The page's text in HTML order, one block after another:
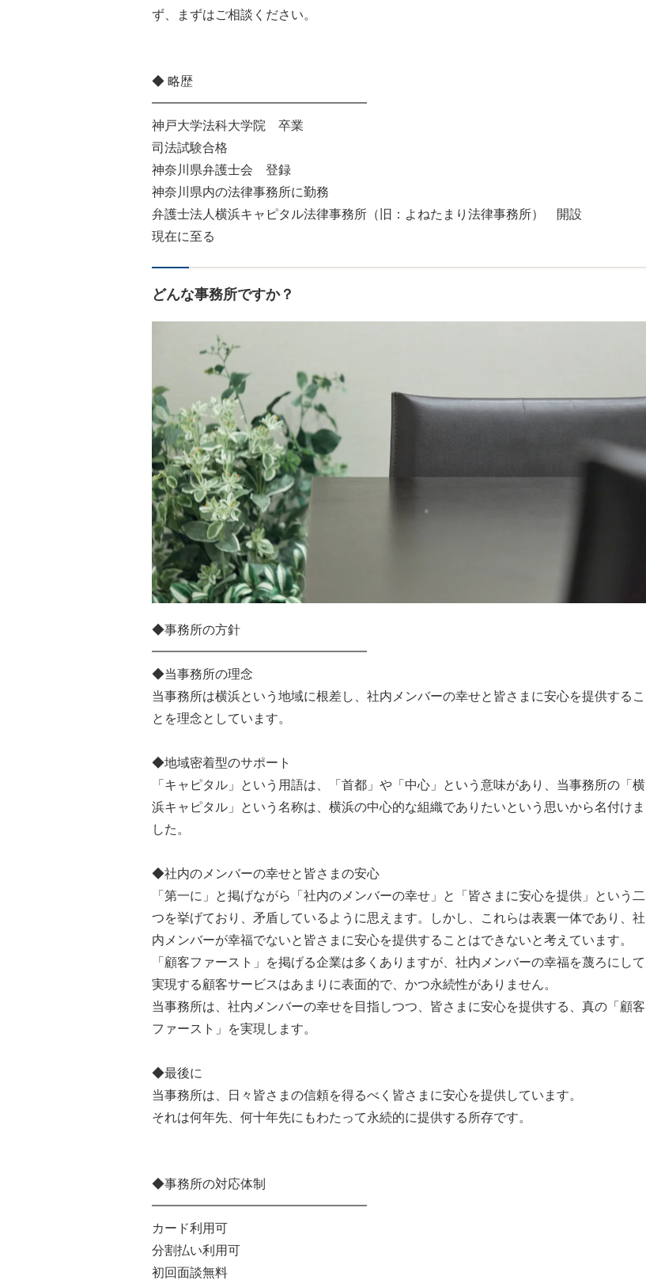
ず、まずはご相談ください。
◆ 略歴
━━━━━━━━━━━━━━━━━
神戸大学法科大学院 卒業
司法試験合格
神奈川県弁護士会 登録
神奈川県内の法律事務所に勤務
弁護士法人横浜キャピタル法律事務所（旧：よねたまり法律事務所） 開設
現在に至る
どんな事務所ですか？
◆事務所の方針
━━━━━━━━━━━━━━━━━
◆当事務所の理念
当事務所は横浜という地域に根差し、社内メンバーの幸せと皆さまに安心を提供するこ
とを理念としています。
◆地域密着型のサポート
「キャピタル」という用語は、「首都」や「中心」という意味があり、当事務所の「横
浜キャピタル」という名称は、横浜の中心的な組織でありたいという思いから名付けま
した。
◆社内のメンバーの幸せと皆さまの安心
「第一に」と掲げながら「社内のメンバーの幸せ」と「皆さまに安心を提供」という二
つを挙げており、矛盾しているように思えます。しかし、これらは表裏一体であり、社
内メンバーが幸福でないと皆さまに安心を提供することはできないと考えています。
「顧客ファースト」を掲げる企業は多くありますが、社内メンバーの幸福を蔑ろにして
実現する顧客サービスはあまりに表面的で、かつ永続性がありません。
当事務所は、社内メンバーの幸せを目指しつつ、皆さまに安心を提供する、真の「顧客
ファースト」を実現します。
◆最後に
当事務所は、日々皆さまの信頼を得るべく皆さまに安心を提供しています。
それは何年先、何十年先にもわたって永続的に提供する所存です。
◆事務所の対応体制
━━━━━━━━━━━━━━━━━
カード利用可
分割払い利用可
初回面談無料